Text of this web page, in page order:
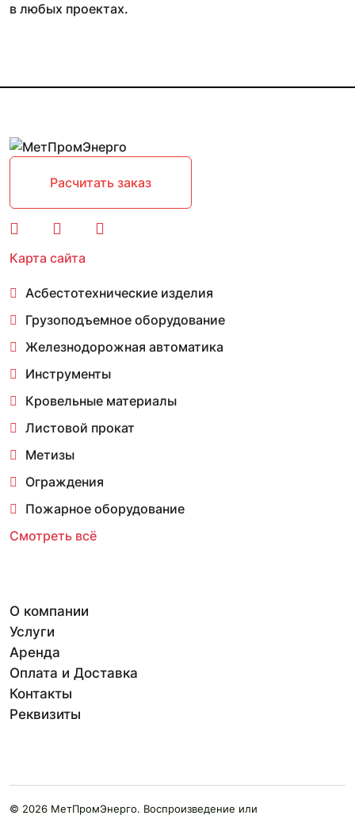
в любых проектах.
Расчитать заказ
Карта сайта
Асбестотехнические изделия
Грузоподъемное оборудование
Железнодорожная автоматика
Инструменты
Кровельные материалы
Листовой прокат
Метизы
Ограждения
Пожарное оборудование
Смотреть всё
О компании
Услуги
Аренда
Оплата и Доставка
Контакты
Реквизиты
© 2026 МетПромЭнерго. Воспроизведение или